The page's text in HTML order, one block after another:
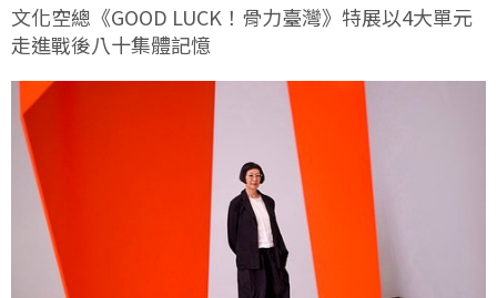
文化空總《GOOD LUCK！骨力臺灣》特展以4大單元
走進戰後八十集體記憶